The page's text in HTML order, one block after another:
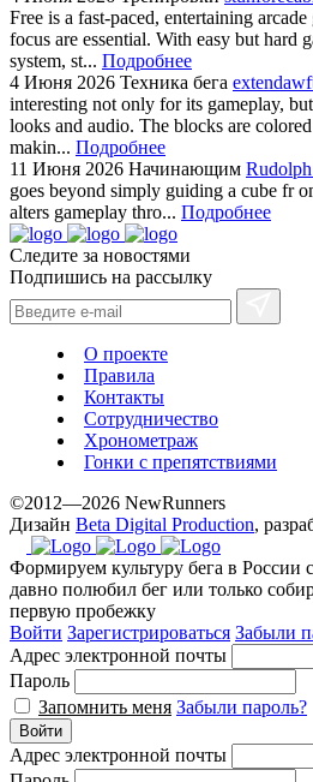
Free is a fast-paced, entertaining
focus are essential. With easy but hard
system, st... Подробнее
4 Июня 2026 Техника бега
interesting not only for its gameplay,
looks and audio. The blocks are
makin... Подробнее
11 Июня 2026 Начинающим
goes beyond simply guiding a cube fr
alters gameplay thro... Подробнее
Следите за новостями
Подпишись на рассылку
О проекте
Правила
Контакты
Сотрудничество
Хронометраж
Гонки с препятствиями
©2012—2026 NewRunners
Дизайн Beta Digital Production,
Формируем культуру бега в России
давно полюбил бег или только
первую пробежку
Войти Зарегистрироваться Забыли
Адрес электронной почты
Пароль
Запомнить меня Забыли пароль?
Войти
Адрес электронной почты